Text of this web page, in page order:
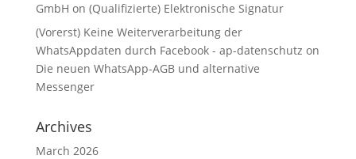
GmbH on (Qualifizierte) Elektronische Signatur
(Vorerst) Keine Weiterverarbeitung der
WhatsAppdaten durch Facebook - ap-datenschutz on
Die neuen WhatsApp-AGB und alternative
Messenger
Archives
March 2026